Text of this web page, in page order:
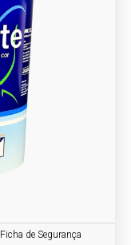
Ficha de Segurança